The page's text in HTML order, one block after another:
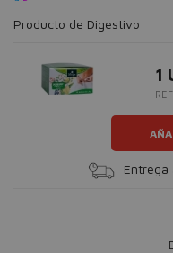
Producto de Digestivo
1
Entrega